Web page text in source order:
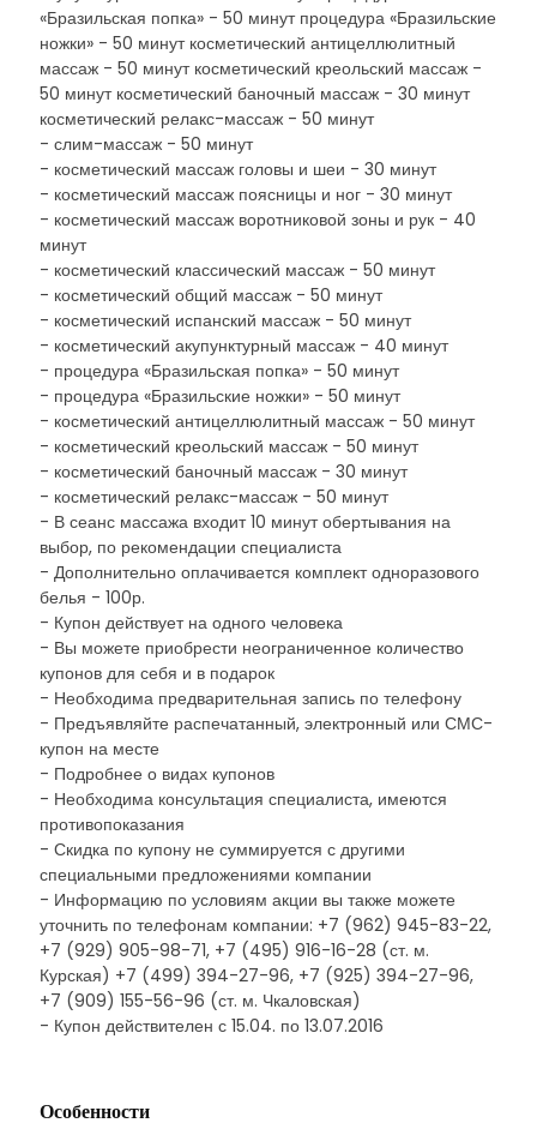
«Бразильская попка» - 50 минут процедура «Бразильские
ножки» - 50 минут косметический антицеллюлитный
массаж - 50 минут косметический креольский массаж -
50 минут косметический баночный массаж - 30 минут
косметический релакс-массаж - 50 минут
- слим-массаж - 50 минут
- косметический массаж головы и шеи - 30 минут
- косметический массаж поясницы и ног - 30 минут
- косметический массаж воротниковой зоны и рук - 40
минут
- косметический классический массаж - 50 минут
- косметический общий массаж - 50 минут
- косметический испанский массаж - 50 минут
- косметический акупунктурный массаж - 40 минут
- процедура «Бразильская попка» - 50 минут
- процедура «Бразильские ножки» - 50 минут
- косметический антицеллюлитный массаж - 50 минут
- косметический креольский массаж - 50 минут
- косметический баночный массаж - 30 минут
- косметический релакс-массаж - 50 минут
- В сеанс массажа входит 10 минут обертывания на
выбор, по рекомендации специалиста
- Дополнительно оплачивается комплект одноразового
белья - 100р.
- Купон действует на одного человека
- Вы можете приобрести неограниченное количество
купонов для себя и в подарок
- Необходима предварительная запись по телефону
- Предъявляйте распечатанный, электронный или СМС-
купон на месте
- Подробнее о видах купонов
- Необходима консультация специалиста, имеются
противопоказания
- Скидка по купону не суммируется с другими
специальными предложениями компании
- Информацию по условиям акции вы также можете
уточнить по телефонам компании: +7 (962) 945-83-22,
+7 (929) 905-98-71, +7 (495) 916-16-28 (ст. м.
Курская) +7 (499) 394-27-96, +7 (925) 394-27-96,
+7 (909) 155-56-96 (ст. м. Чкаловская)
- Купон действителен с 15.04. по 13.07.2016
Особенности